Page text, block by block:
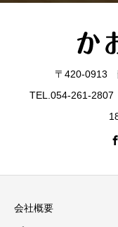
〒420-0913
TEL.054-261-
会社概要